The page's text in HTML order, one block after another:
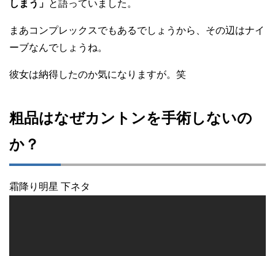
しまう」 と語っていました。
まあコンプレックスでもあるでしょうから、その辺はナイ
ーブなんでしょうね。
彼女は納得したのか気になりますが。笑
粗品はなぜカントンを手術しないの
か？
霜降り明星 下ネタ